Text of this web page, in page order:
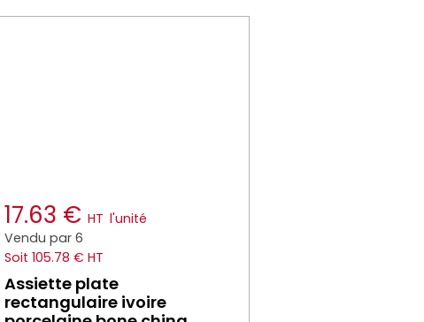
17.63 € HT l'unité
Vendu par 6
Soit 105.78 € HT
Assiette plate
rectangulaire ivoire